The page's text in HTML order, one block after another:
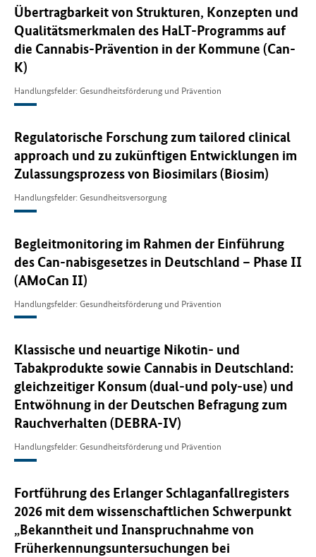
Übertragbarkeit von Strukturen, Konzepten und
Qualitätsmerkmalen des HaLT-Programms auf
die Cannabis-Prävention in der Kommune (Can-
K)
Handlungsfelder: Gesundheitsförderung und Prävention
Regulatorische Forschung zum tailored clinical
approach und zu zukünftigen Entwicklungen im
Zulassungsprozess von Biosimilars (Biosim)
Handlungsfelder: Gesundheitsversorgung
Begleitmonitoring im Rahmen der Einführung
des Can-nabisgesetzes in Deutschland – Phase II
(AMoCan II)
Handlungsfelder: Gesundheitsförderung und Prävention
Klassische und neuartige Nikotin‐ und
Tabakprodukte sowie Cannabis in Deutschland:
gleichzeitiger Konsum (dual‐und poly‐use) und
Entwöhnung in der Deutschen Befragung zum
Rauchverhalten (DEBRA-IV)
Handlungsfelder: Gesundheitsförderung und Prävention
Fortführung des Erlanger Schlaganfallregisters
2026 mit dem wissenschaftlichen Schwerpunkt
„Bekanntheit und Inanspruchnahme von
Früherkennungsuntersuchungen bei